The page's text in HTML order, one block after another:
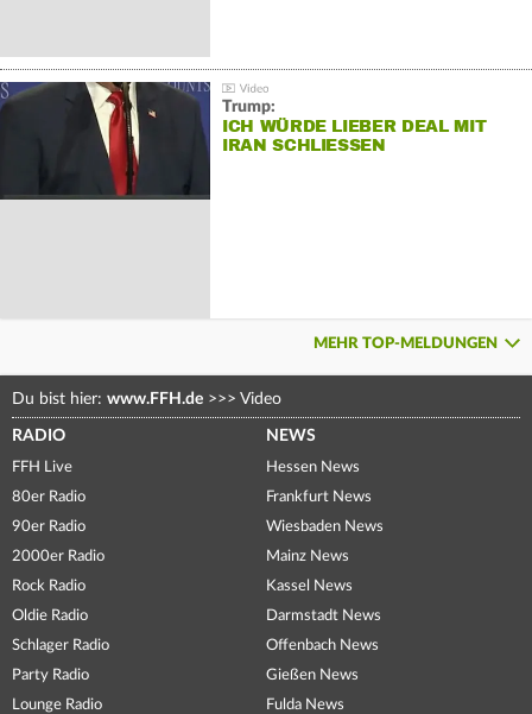
Trump:
ICH WÜRDE LIEBER DEAL MIT
IRAN SCHLIESSEN
MEHR TOP-MELDUNGEN
Du bist hier: www.FFH.de >>> Video
RADIO
FFH Live
80er Radio
90er Radio
2000er Radio
Rock Radio
Oldie Radio
Schlager Radio
Party Radio
Lounge Radio
NEWS
Hessen News
Frankfurt News
Wiesbaden News
Mainz News
Kassel News
Darmstadt News
Offenbach News
Gießen News
Fulda News